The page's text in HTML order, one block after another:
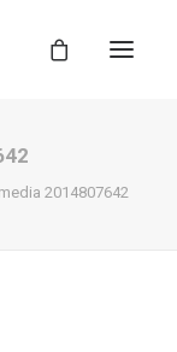
2014807642